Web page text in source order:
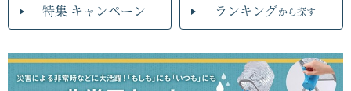
特集 キャンペーン ランキングから探す